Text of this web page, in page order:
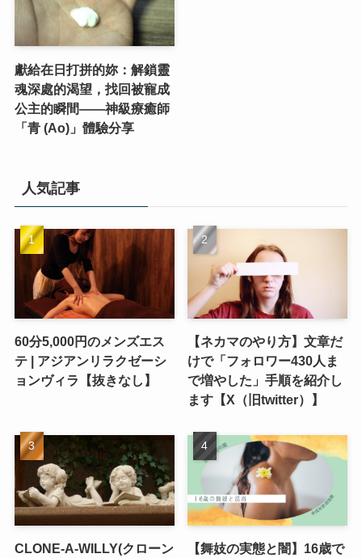
獻給在日打拼的妳：解鎖靈
魂深處的渴望，找回被寵成
公主的瞬間——神級療癒師
「青 (Ao)」體驗分享
人気記事
60分5,000円のメンズエス
テ | アジアンリラクゼーシ
ョンヴィラ【抜きなし】
【ネカマのやり方】文章だ
けで「フォロワー430人ま
で増やした」手順を紹介し
ます【X（旧twitter）】
CLONE-A-WILLY(クローン
【舞妓の実態と闇】16歳で